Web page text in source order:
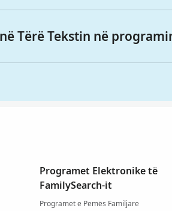
Tërë Tekstin në
Programet Elektronike të
FamilySearch-it
Programet e Pemës Familjare